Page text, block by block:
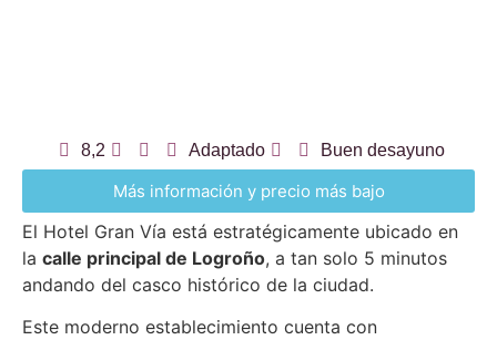
8,2 Adaptado Buen desayuno
Más información y precio más bajo
El Hotel Gran Vía está estratégicamente ubicado en
la calle principal de Logroño, a tan solo 5 minutos
andando del casco histórico de la ciudad.
Este moderno establecimiento cuenta con